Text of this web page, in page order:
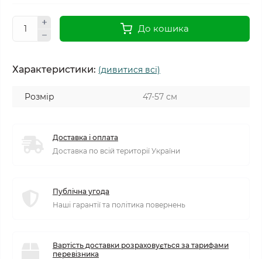
До кошика
Характеристики: (дивитися всі)
Розмір 47-57 см
Доставка і оплата
Доставка по всій території України
Публічна угода
Наші гарантії та політика повернень
Вартість доставки розраховується за тарифами
перевізника